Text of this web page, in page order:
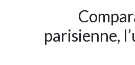
parisienne,